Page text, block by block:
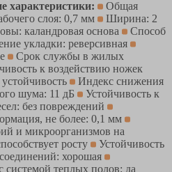
характеристики:
Общая
слоя: 0,7 мм
Ширина: 2
каландровая основа
Способ
укладки: реверсивная
Срок службы в жилых
к воздействию ножек
Индекс снижения
шума: 11 дБ
Устойчивость к
без повреждений
не более: 0,1 мм
и микроорганизмов на
росту
Устойчивость
хорошая
системой теплых полов: да